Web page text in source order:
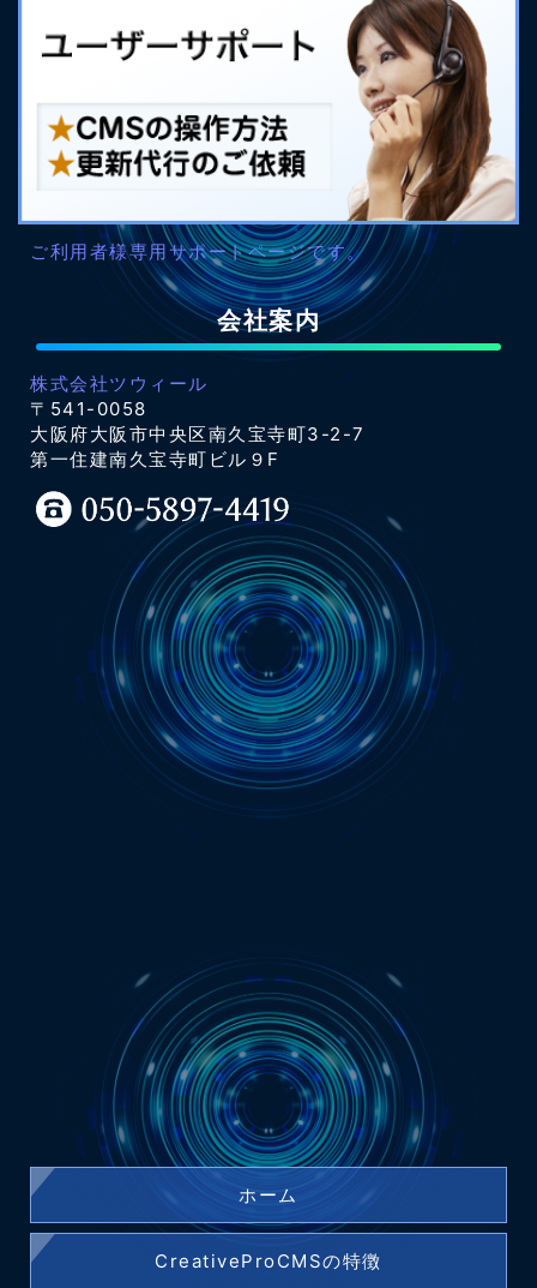
ご利用者様専用サポートページです。
会社案内
株式会社ツウィール
〒541-0058
大阪府大阪市中央区南久宝寺町3-2-7
第一住建南久宝寺町ビル９F
ホーム
CreativeProCMSの特徴